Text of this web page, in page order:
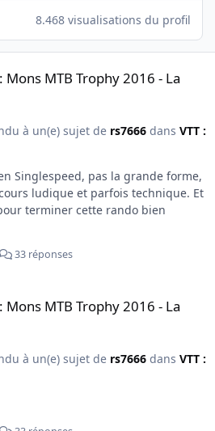
8.468 visualisations du profil
MTB Trophy 2016 - La
à un(e) sujet de rs7666dans VTT :
Singlespeed, pas la grande forme,
et parfois technique. Et
terminer cette rando bien
33 réponses
MTB Trophy 2016 - La
à un(e) sujet de rs7666dans VTT :